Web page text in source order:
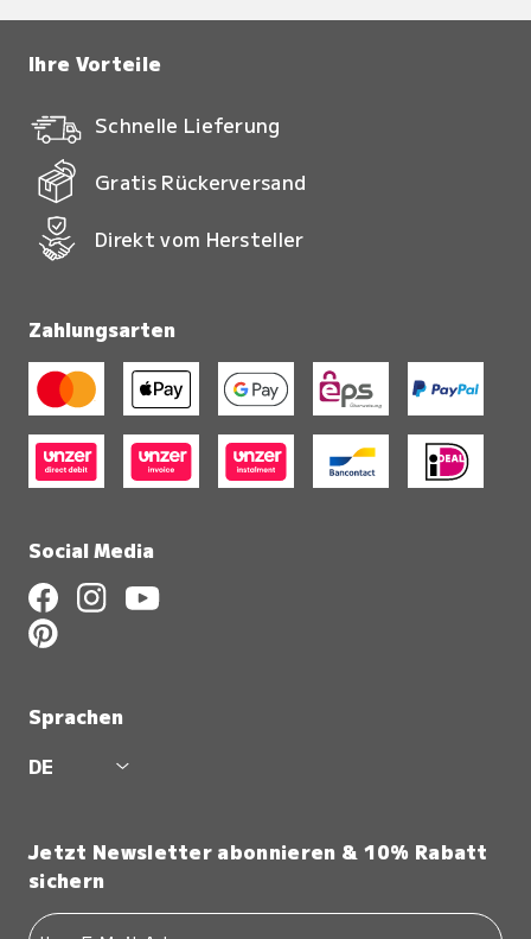
Ihre Vorteile
Schnelle Lieferung
Gratis Rückerversand
Direkt vom Hersteller
Zahlungsarten
Social Media
Sprachen
DE
Jetzt Newsletter abonnieren & 10% Rabatt
sichern